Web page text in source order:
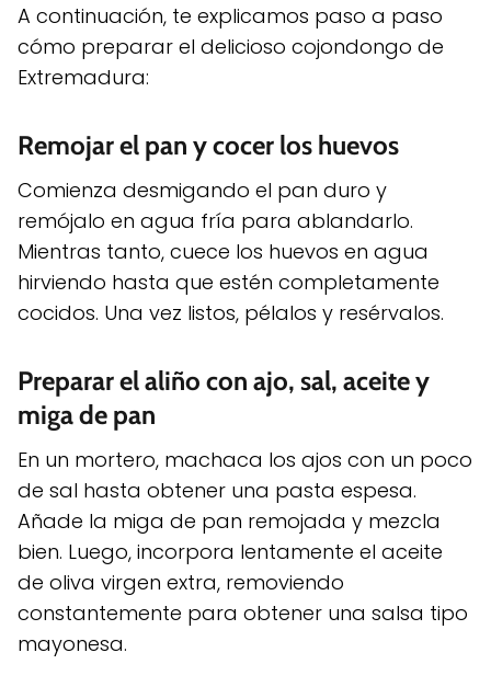
A continuación, te explicamos paso a paso
cómo preparar el delicioso cojondongo de
Extremadura:
Remojar el pan y cocer los huevos
Comienza desmigando el pan duro y
remójalo en agua fría para ablandarlo.
Mientras tanto, cuece los huevos en agua
hirviendo hasta que estén completamente
cocidos. Una vez listos, pélalos y resérvalos.
Preparar el aliño con ajo, sal, aceite y
miga de pan
En un mortero, machaca los ajos con un poco
de sal hasta obtener una pasta espesa.
Añade la miga de pan remojada y mezcla
bien. Luego, incorpora lentamente el aceite
de oliva virgen extra, removiendo
constantemente para obtener una salsa tipo
mayonesa.